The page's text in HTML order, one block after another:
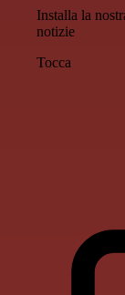
Installa la
notizie
Tocca